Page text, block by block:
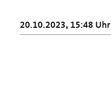
20.10.2023, 15:48 Uhr